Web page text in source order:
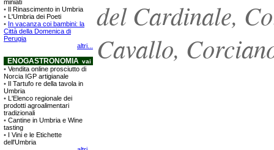
del Cardinale,
Cavallo,
miniati
• Il Rinascimento in Umbria
• L'Umbria dei Poeti
• In vacanza coi bambini: la
Città della Domenica di
Perugia
altri...
ENOGASTRONOMIA vai
• Vendita online prosciutto di
Norcia IGP artigianale
• Il Tartufo re della tavola in
Umbria
• L'Elenco regionale dei
prodotti agroalimentari
tradizionali
• Cantine in Umbria e Wine
tasting
• I Vini e le Etichette
dell'Umbria